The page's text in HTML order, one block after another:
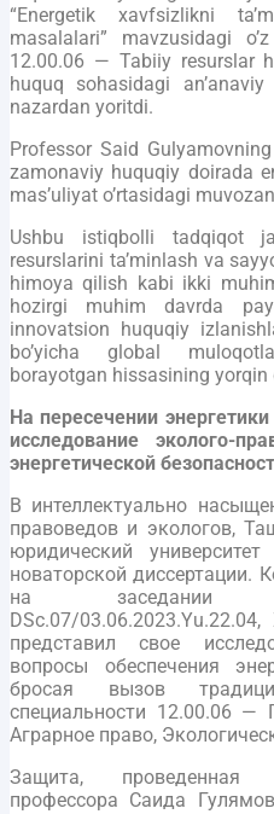
“Energetik xavfsizlikni
masalalari” mavzusidagi
12.00.06 — Tabiiy resurslar
huquq sohasidagi
nazardan yoritdi.
Professor Said
zamonaviy huquqiy doirada
mas’uliyat o’rtasidagi
Ushbu istiqbolli tadqiqot
resurslarini ta’minlash va
himoya qilish kabi ikki
hozirgi muhim davrda
innovatsion huquqiy
bo’yicha global
borayotgan hissasining yorqin
На пересечении
исследование эколого-
энергетической
В интеллектуально
правоведов и экологов,
юридический
новаторской диссертации.
на заседании
DSc.07/
представил свое
вопросы обеспечения
бросая вызов
специальности 12.00.06 —
Аграрное право,
Защита, проведенная
профессора Саида